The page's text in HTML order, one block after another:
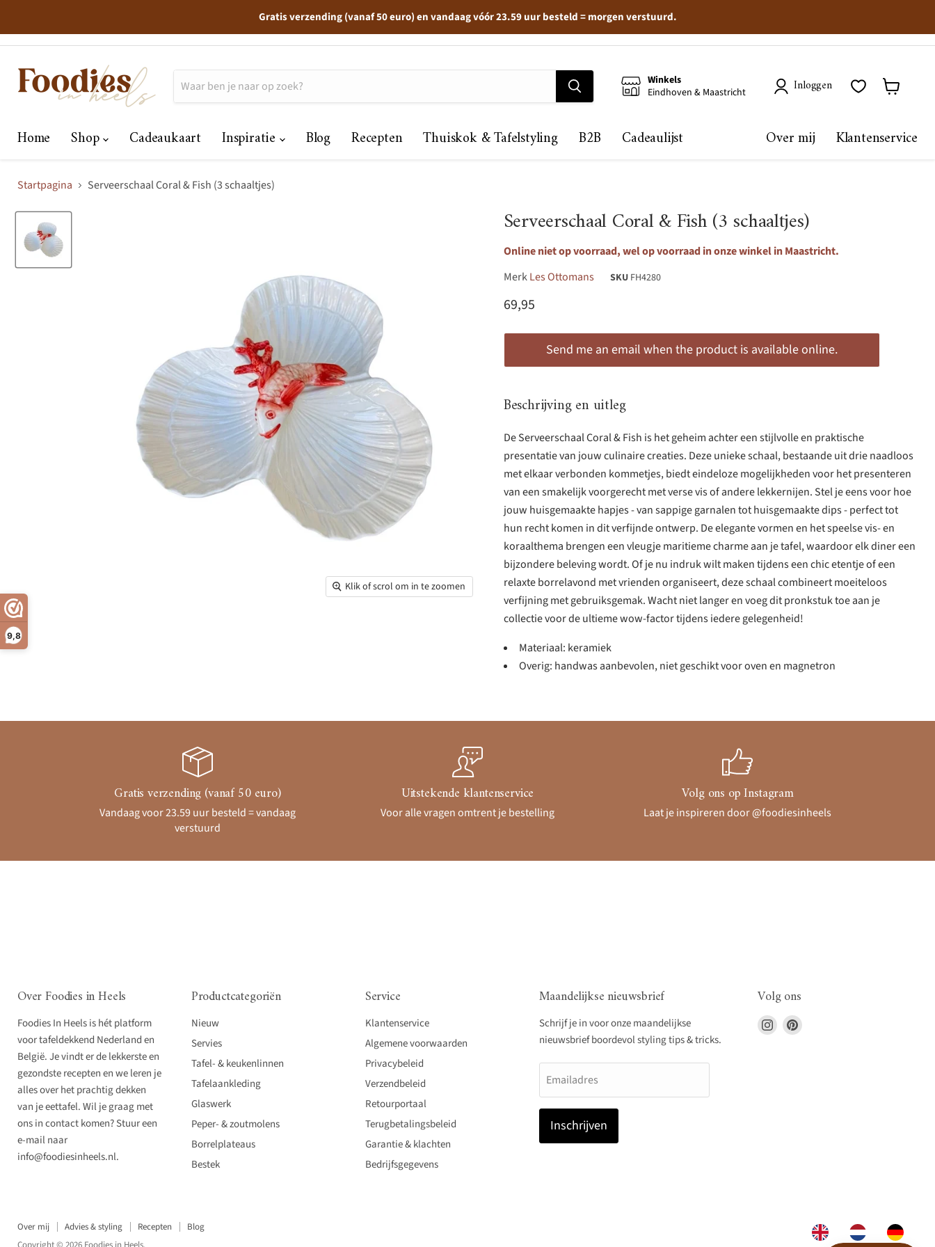
9,8
Gratis verzending (vanaf 50 euro) en vandaag vóór 23.59 uur besteld = morgen verstuurd.
Winkels
Eindhoven & Maastricht
Inloggen
Home Shop Cadeaukaart Inspiratie Blog Recepten Thuiskok & Tafelstyling B2B Cadeaulijst Over mij Klantenservice
Startpagina Serveerschaal Coral & Fish (3 schaaltjes)
Klik of scrol om in te zoomen
Serveerschaal Coral & Fish (3 schaaltjes)
Online niet op voorraad, wel op voorraad in onze winkel in Maastricht.
MerkLes Ottomans SKU FH4280
Huidige prijs
69,95
Send me an email when the product is available online.
Beschrijving en uitleg
De Serveerschaal Coral & Fish is het geheim achter een stijlvolle en praktische
presentatie van jouw culinaire creaties. Deze unieke schaal, bestaande uit drie naadloos
met elkaar verbonden kommetjes, biedt eindeloze mogelijkheden voor het presenteren
van een smakelijk voorgerecht met verse vis of andere lekkernijen. Stel je eens voor hoe
jouw huisgemaakte hapjes - van sappige garnalen tot huisgemaakte dips - perfect tot
hun recht komen in dit verfijnde ontwerp. De elegante vormen en het speelse vis- en
koraalthema brengen een vleugje maritieme charme aan je tafel, waardoor elk diner een
bijzondere beleving wordt. Of je nu indruk wilt maken tijdens een chic etentje of een
relaxte borrelavond met vrienden organiseert, deze schaal combineert moeiteloos
verfijning met gebruiksgemak. Wacht niet langer en voeg dit pronkstuk toe aan je
collectie voor de ultieme wow-factor tijdens iedere gelegenheid!
Materiaal: keramiek
Overig: handwas aanbevolen, niet geschikt voor oven en magnetron
Gratis verzending (vanaf 50 euro)
Vandaag voor 23.59 uur besteld = vandaag
verstuurd
Uitstekende klantenservice
Voor alle vragen omtrent je bestelling
Volg ons op Instagram
Laat je inspireren door @foodiesinheels
Over Foodies in Heels
Foodies In Heels is hét platform
voor tafeldekkend Nederland en
België. Je vindt er de lekkerste en
gezondste recepten en we leren je
alles over het prachtig dekken
van je eettafel. Wil je graag met
ons in contact komen? Stuur een
e-mail naar
info@foodiesinheels.nl.
Productcategoriën
Nieuw
Servies
Tafel- & keukenlinnen
Tafelaankleding
Glaswerk
Peper- & zoutmolens
Borrelplateaus
Bestek
Service
Klantenservice
Algemene voorwaarden
Privacybeleid
Verzendbeleid
Retourportaal
Terugbetalingsbeleid
Garantie & klachten
Bedrijfsgegevens
Maandelijkse nieuwsbrief
Schrijf je in voor onze maandelijkse
nieuwsbrief boordevol styling tips & tricks.
Emailadres
Inschrijven
Volg ons
Vind
ons
Vind
Over mij Advies & styling Recepten
Blog